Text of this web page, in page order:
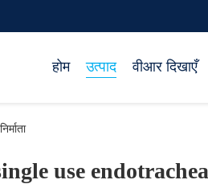
होम उत्पाद वीआर दिखाएँ
use